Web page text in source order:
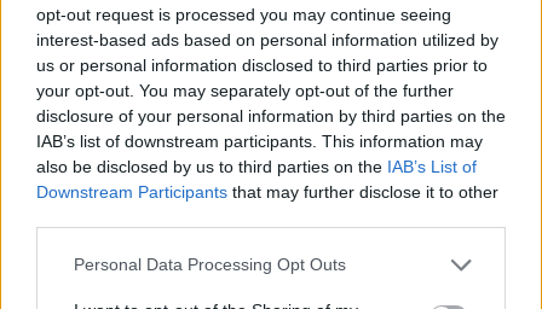
opt-out request is processed you may continue seeing
interest-based ads based on personal information utilized by
us or personal information disclosed to third parties prior to
your opt-out. You may separately opt-out of the further
disclosure of your personal information by third parties on the
IAB’s list of downstream participants. This information may
also be disclosed by us to third parties on the IAB’s List of
Downstream Participants that may further disclose it to other
Personal Data Processing Opt Outs